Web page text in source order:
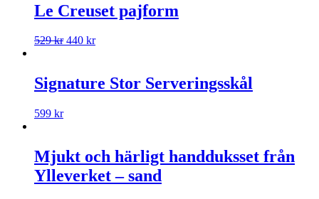
Le Creuset pajform
529kr 440 kr
Signature Stor Serveringsskål
599 kr
Mjukt och härligt handduksset från
Ylleverket – sand